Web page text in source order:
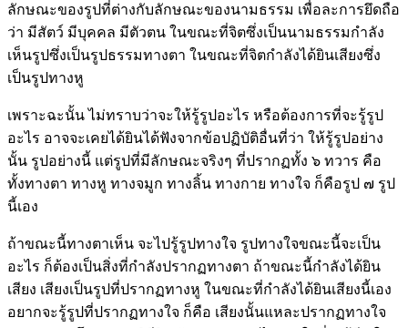
ลักษณะของรูปที่ต่างกับลักษณะของนามธรรม เพื่อละการยึดถือ
ว่า มีสัตว์ มีบุคคล มีตัวตน ในขณะที่จิตซึ่งเป็นนามธรรมกำลัง
เห็นรูปซึ่งเป็นรูปธรรมทางตา ในขณะที่จิตกำลังได้ยินเสียงซึ่ง
เป็นรูปทางหู
เพราะฉะนั้น ไม่ทราบว่าจะให้รู้รูปอะไร หรือต้องการที่จะรู้รูป
อะไร อาจจะเคยได้ยินได้ฟังจากข้อปฏิบัติอื่นที่ว่า ให้รู้รูปอย่าง
นั้น รูปอย่างนี้ แต่รูปที่มีลักษณะจริงๆ ที่ปรากฏทั้ง ๖ ทวาร คือ
ทั้งทางตา ทางหู ทางจมูก ทางลิ้น ทางกาย ทางใจ ก็คือรูป ๗ รูป
นี้เอง
ถ้าขณะนี้ทางตาเห็น จะไปรู้รูปทางใจ รูปทางใจขณะนี้จะเป็น
อะไร ก็ต้องเป็นสิ่งที่กำลังปรากฏทางตา ถ้าขณะนี้กำลังได้ยิน
เสียง เสียงเป็นรูปที่ปรากฏทางหู ในขณะที่กำลังได้ยินเสียงนี้เอง
อยากจะรู้รูปที่ปรากฏทางใจ ก็คือ เสียงนั้นแหละปรากฏทางใจ